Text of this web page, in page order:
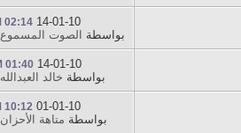
14-01-10
02:14 PM
بواسطة الصوت المسموع
14-01-10
01:40 AM
بواسطة خالد العبدالله
01-01-10
10:12 PM
بواسطة متاهة الأحزان